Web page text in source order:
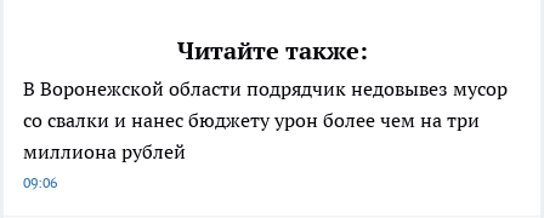
Читайте также:
В Воронежской области подрядчик недовывез мусор
со свалки и нанес бюджету урон более чем на три
миллиона рублей
09:06